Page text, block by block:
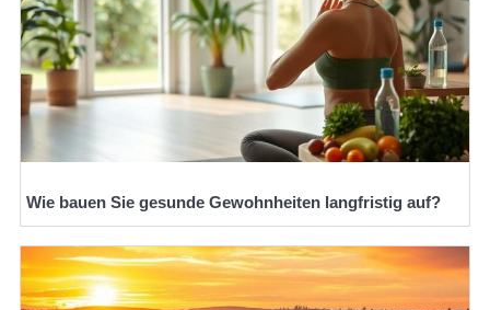
Wie bauen Sie gesunde Gewohnheiten langfristig auf?